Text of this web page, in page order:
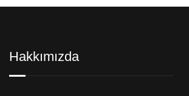
Hakkımızda